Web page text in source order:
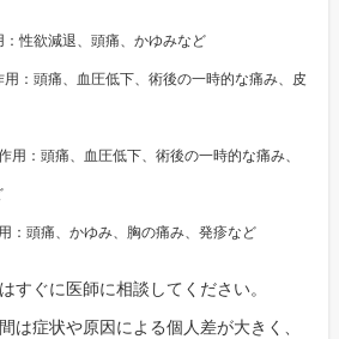
：性欲減退、頭痛、かゆみなど
用：頭痛、血圧低下、術後の一時的な痛み、皮
用：頭痛、血圧低下、術後の一時的な痛み、
：頭痛、かゆみ、胸の痛み、発疹など
すぐに医師に相談してください。
は症状や原因による個人差が大きく、